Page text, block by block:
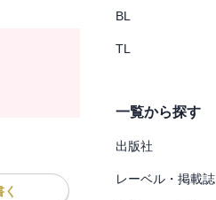
BL
TL
一覧から探す
出版社
レーベル・掲載誌